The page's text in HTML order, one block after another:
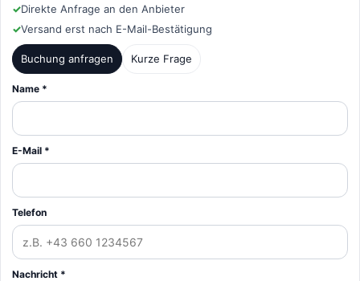
✓Direkte Anfrage an den Anbieter
✓Versand erst nach E-Mail-Bestätigung
Buchung anfragen Kurze Frage
Name *
E-Mail *
Telefon
Nachricht *